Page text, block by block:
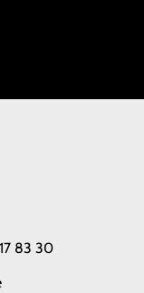
83 30